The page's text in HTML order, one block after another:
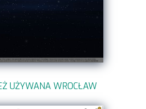
UŻYWANA WROCŁAW